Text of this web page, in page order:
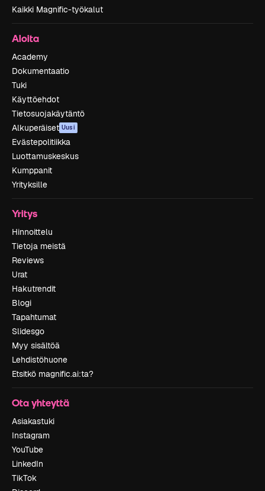
Kaikki Magnific-työkalut
Aloita
Academy
Dokumentaatio
Tuki
Käyttöehdot
Tietosuojakäytäntö
Alkuperäiset Uusi
Evästepolitiikka
Luottamuskeskus
Kumppanit
Yrityksille
Yritys
Hinnoittelu
Tietoja meistä
Reviews
Urat
Hakutrendit
Blogi
Tapahtumat
Slidesgo
Myy sisältöä
Lehdistöhuone
Etsitkö magnific.ai:ta?
Ota yhteyttä
Asiakastuki
Instagram
YouTube
LinkedIn
TikTok